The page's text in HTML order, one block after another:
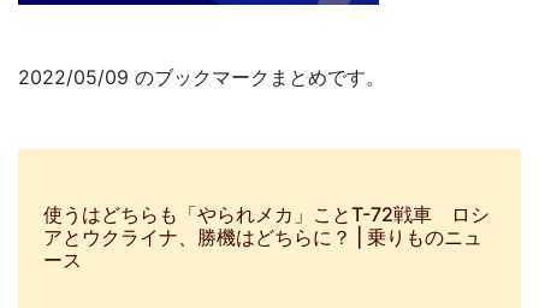
2022/05/09 のブックマークまとめです。
使うはどちらも「やられメカ」ことT-72戦車 ロシ
アとウクライナ、勝機はどちらに？ | 乗りものニュ
ース